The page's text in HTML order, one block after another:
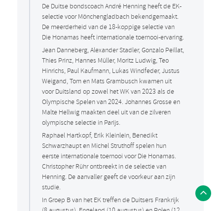
De Duitse bondscoach André Henning heeft de EK-
selectie voor Mönchengladbach bekendgemaakt.
De meerderheid van de 18-koppige selectie van
Die Honamas heeft internationale toernooi-ervaring.
Jean Danneberg, Alexander Stadler, Gonzalo Peillat,
Thies Prinz, Hannes Müller, Moritz Ludwig, Teo
Hinrichs, Paul Kaufmann, Lukas Windfeder, Justus
Weigand, Tom en Mats Grambusch kwamen uit
voor Duitsland op zowel het WK van 2023 als de
Olympische Spelen van 2024. Johannes Grosse en
Malte Hellwig maakten deel uit van de zilveren
olympische selectie in Parijs.
Raphael Hartkopf, Erik Kleinlein, Benedikt
Schwarzhaupt en Michel Struthoff spelen hun
eerste internationale toernooi voor Die Honamas.
Christopher Rühr ontbreekt in de selectie van
Henning. De aanvaller geeft de voorkeur aan zijn
studie.
In Groep B van het EK treffen de Duitsers Frankrijk